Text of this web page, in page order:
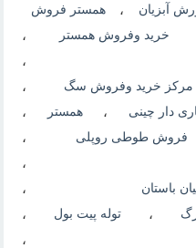
آبزیان ، همستر فروش
خرید وفروش همستر ،
،
مرکز خرید وفروش سگ ،
دار چینی ، همستر ،
فروش طوطی روپلی ،
باستان ،
، توله پیت بول ،
،